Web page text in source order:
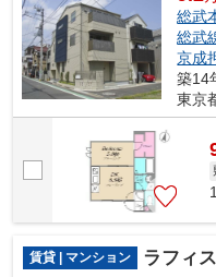
総武
総武
京成
築14
東京
賃貸 | マンション ラフィ